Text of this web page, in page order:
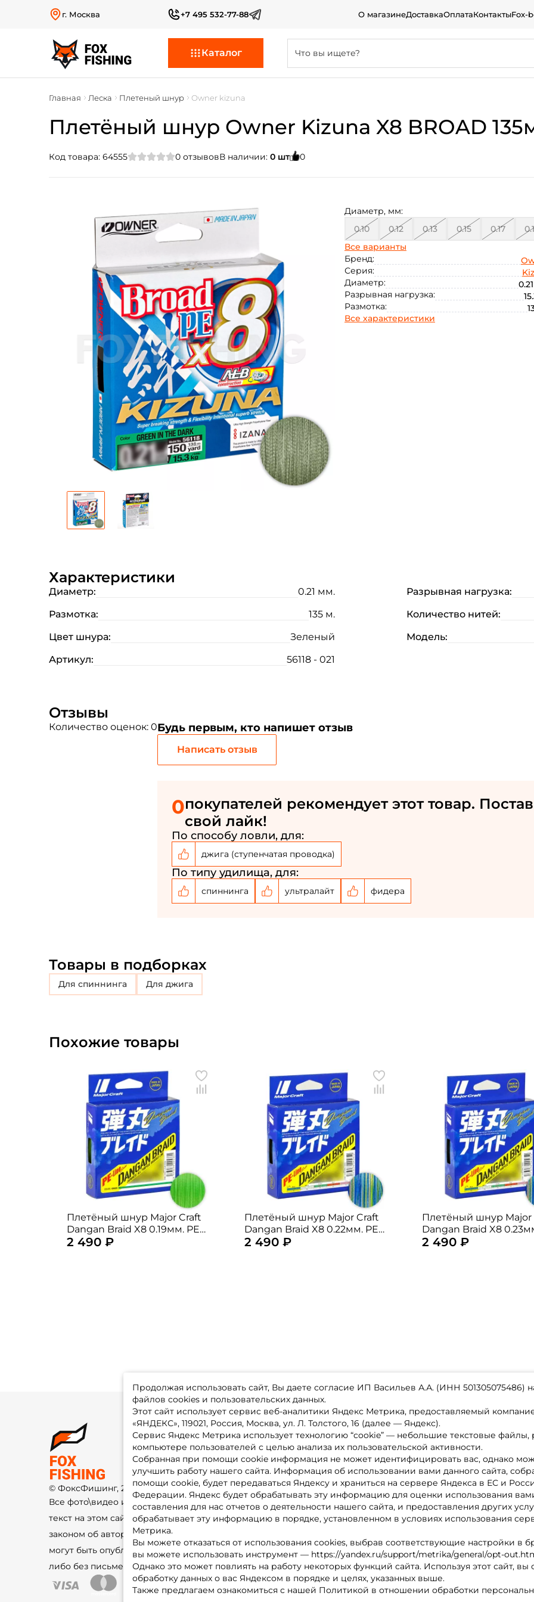
г. Москва +7 495 532-77-88 О магазинеДоставкаОплатаКонтактыFox-
Каталог
Главная Леска Плетеный шнур Owner kizuna
Плетёный шнур Owner Kizuna X8 BROAD
Код товара: 64555 0 отзывовВ наличии: 0 шт 0
Диаметр, мм:
0.10
0.12 0.13 0.15 0.17
0.21 0.25
Все варианты
Бренд:
Серия:
Диаметр:
Разрывная нагрузка:
Размотка:
Все характеристики
Характеристики
Диаметр: 0.21 мм.
Разрывная нагрузка:
Размотка:
135 м.
Количество нитей:
Цвет шнура:
Зеленый
Модель:
Артикул:
56118 - 021
Отзывы
Количество оценок: 0Будь первым, кто напишет отзыв
Написать отзыв
0покупателей рекомендует этот товар.
свой лайк!
По способу ловли, для:
джига (ступенчатая проводка)
По типу удилища, для:
спиннинга ультралайт фидера
Товары в подборках
для спиннинга Для джига
Похожие товары
Плетёный шнур Major Craft
Dangan Braid X8 0.19мм. PE-
1.5 12,3кг. 200м. GREEN
2 490 ₽
Плетёный шнур Major Craft
Dangan Braid X8 0.22мм. PE-
2.5 19,5кг. 200м. MULTICOLOR
2 490 ₽
Плетёный шнур Major
Dangan Braid X8
3 22,2кг. 200м.
2 490 ₽
Продолжая использовать сайт, Вы даете согласие ИП Васильев А.А. (ИНН 501305075486)
файлов cookies и пользовательских данных.
Этот сайт использует сервис веб-аналитики Яндекс Метрика, предоставляемый
«ЯНДЕКС», 119021, Россия, Москва, ул. Л. Толстого, 16 (далее — Яндекс).
Сервис Яндекс Метрика использует технологию “cookie” — небольшие текстовые
компьютере пользователей с целью анализа их пользовательской активности.
Собранная при помощи cookie информация не может идентифицировать вас, однако
улучшить работу нашего сайта. Информация об использовании вами данного сайта,
помощи cookie, будет передаваться Яндексу и храниться на сервере Яндекса в ЕС и
Федерации. Яндекс будет обрабатывать эту информацию для оценки использования
составления для нас отчетов о деятельности нашего сайта, и предоставления других
обрабатывает эту информацию в порядке, установленном в условиях использования
Метрика.
Вы можете отказаться от использования cookies, выбрав соответствующие настройки в
вы можете использовать инструмент — https://yandex.ru/support/metrika/general/opt-
Однако это может повлиять на работу некоторых функций сайта. Используя этот сайт, вы
обработку данных о вас Яндексом в порядке и целях, указанных выше.
Также предлагаем ознакомиться с нашей Политикой в отношении обработки
Создать аккаунт
Придумайте пароль: *
Повторите пароль: *
© ФоксФишинг, 2009-2026
Все фото\видео изображения и
текст на этом сайте защищены
законом об авторском праве и не
могут быть опубликованы ещё где-
либо без письменного разрешения.
О магазине
Доставка
Оплата
Fox-bonus
Гуру
Контакты
Политика обработки ПД
Каталог товаров
Акции
Новинки
Бренды
Партнерская программа